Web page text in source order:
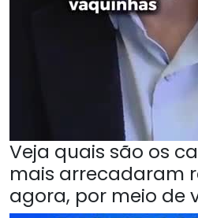
Veja quais são os
mais arrecadaram
agora, por meio de